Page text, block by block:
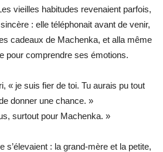
vieilles habitudes revenaient parfois,
: elle téléphonait avant de venir,
cadeaux de Machenka, et alla même
pour comprendre ses émotions.
« je suis fier de toi. Tu aurais pu tout
donner une chance. »
surtout pour Machenka. »
s’élevaient : la grand-mère et la petite,